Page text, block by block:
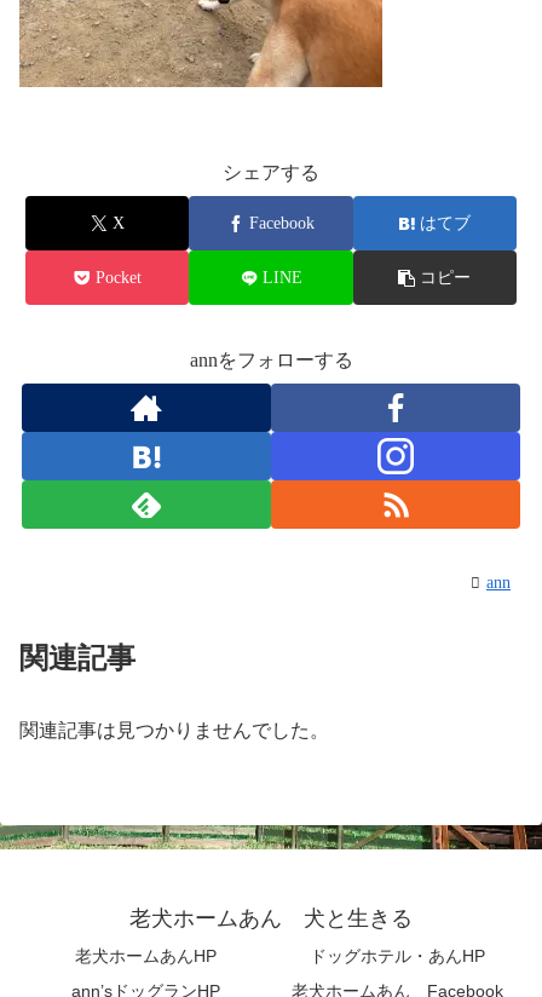
シェアする
X Facebook はてブ
Pocket LINE コピー
annをフォローする
ann
関連記事
関連記事は見つかりませんでした。
老犬ホームあん 犬と生きる
老犬ホームあんHP
ドッグホテル・あんHP
ann’sドッグランHP
老犬ホームあん Facebook